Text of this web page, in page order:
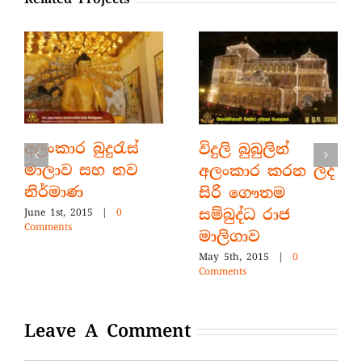
අලංකාර බුදුරැස්
මාලාව සහ නව
නිර්මාණ
June 1st, 2015 |
0
Comments
විදුලි බුබුලින්
අලංකාර කරන ලද
සිරි ගෞතම
සම්බුද්ධ රාජ
මාලිගාව
May 5th, 2015 |
0
Comments
Leave A Comment